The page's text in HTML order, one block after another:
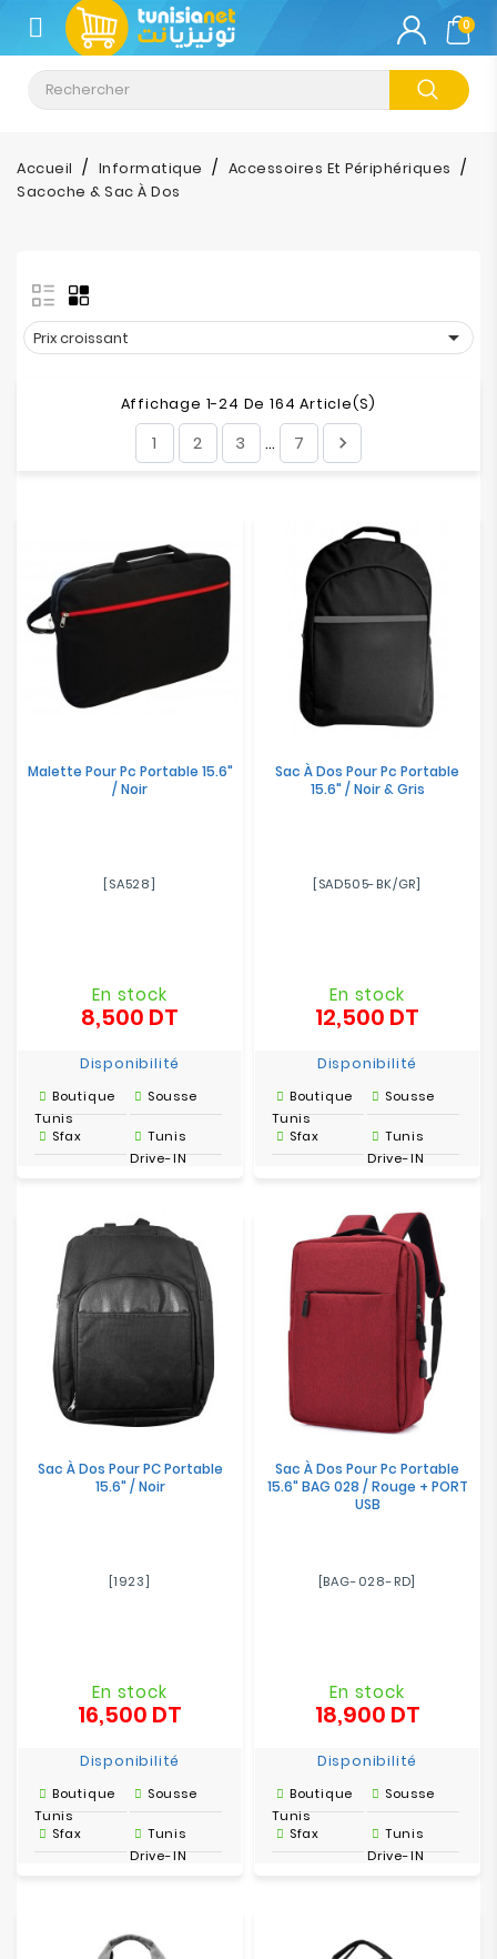
CATÉGORIE
Climatisation
Informatique
Impression
Bureautique
Réseau
Sécurité
Loisirs
0
Accueil Informatique
Accessoires Et Périphériques
Sacoche & Sac À Dos
Prix croissant 
Affichage 1-24 De 164 Article(s)
1 2 3 … 7 
Malette Pour Pc Portable 15.6"
/ Noir
[SA528]
En stock
8,500 DT
Disponibilité
Boutique
Tunis
Sousse
Sfax
Tunis
Drive-IN
Sac À Dos Pour Pc Portable
15.6" / Noir & Gris
[SAD505-BK/GR]
En stock
12,500 DT
Disponibilité
Boutique
Tunis
Sousse
Sfax
Tunis
Drive-IN
Sac À Dos Pour PC Portable
15.6" / Noir
[1923]
En stock
16,500 DT
Disponibilité
Boutique
Tunis
Sousse
Sfax
Tunis
Drive-IN
Sac À Dos Pour Pc Portable
15.6" BAG 028 / Rouge + PORT
USB
[BAG-028-RD]
En stock
18,900 DTPrix
Disponibilité
Boutique
Tunis
Sousse
Sfax
Tunis
Drive-IN